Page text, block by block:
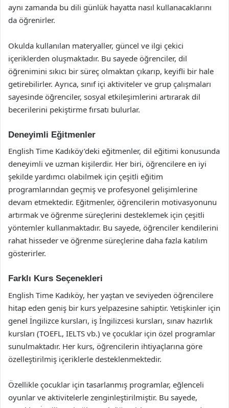
aynı zamanda bu dili günlük hayatta nasıl kullanacaklarını
da öğrenirler.
Okulda kullanılan materyaller, güncel ve ilgi çekici
içeriklerden oluşmaktadır. Bu sayede öğrenciler, dil
öğrenimini sıkıcı bir süreç olmaktan çıkarıp, keyifli bir hale
getirebilirler. Ayrıca, sınıf içi aktiviteler ve grup çalışmaları
sayesinde öğrenciler, sosyal etkileşimlerini artırarak dil
becerilerini pekiştirme fırsatı bulurlar.
Deneyimli Eğitmenler
English Time Kadıköy’deki eğitmenler, dil eğitimi konusunda
deneyimli ve uzman kişilerdir. Her biri, öğrencilere en iyi
şekilde yardımcı olabilmek için çeşitli eğitim
programlarından geçmiş ve profesyonel gelişimlerine
devam etmektedir. Eğitmenler, öğrencilerin motivasyonunu
artırmak ve öğrenme süreçlerini desteklemek için çeşitli
yöntemler kullanmaktadır. Bu sayede, öğrenciler kendilerini
rahat hisseder ve öğrenme süreçlerine daha fazla katılım
gösterirler.
Farklı Kurs Seçenekleri
English Time Kadıköy, her yaştan ve seviyeden öğrencilere
hitap eden geniş bir kurs yelpazesine sahiptir. Yetişkinler için
genel İngilizce kursları, iş İngilizcesi kursları, sınav hazırlık
kursları (TOEFL, IELTS vb.) ve çocuklar için özel programlar
sunulmaktadır. Her kurs, öğrencilerin ihtiyaçlarına göre
özelleştirilmiş içeriklerle desteklenmektedir.
Özellikle çocuklar için tasarlanmış programlar, eğlenceli
oyunlar ve aktivitelerle zenginleştirilmiştir. Bu sayede,